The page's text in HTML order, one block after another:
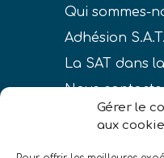
Gérer le
aux
Qui sommes-
Adhésion S.A.T.
La SAT dans
Nous